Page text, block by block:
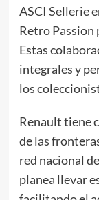
ASCI Sellerie
Retro Passion
Estas
integrales y
los
Renault tiene
de las
red nacional
planea llevar